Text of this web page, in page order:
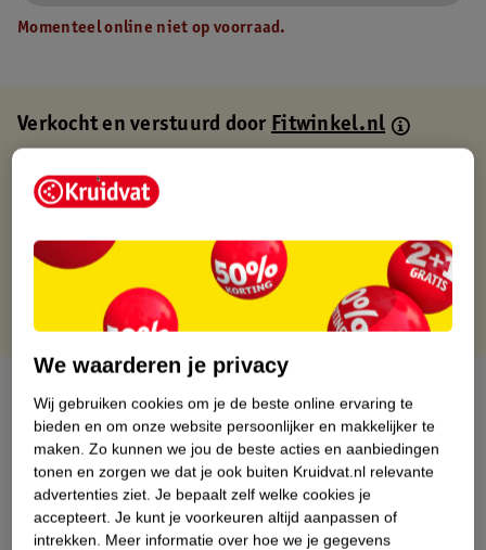
Momenteel online niet op voorraad.
Verkocht en verstuurd doorFitwinkel.nl
Gratis thuisbezorgd
Gratis punten met je Kruidvat kaart
Over dit product
Productinformatie
Nature Impact Score
Dit product heeft (nog) geen Nature
We waarderen je privacy
Wij gebruiken cookies om je de beste online ervaring te
bieden en om onze website persoonlijker en makkelijker te
maken. Zo kunnen we jou de beste acties en aanbiedingen
tonen en zorgen we dat je ook buiten Kruidvat.nl relevante
advertenties ziet. Je bepaalt zelf welke cookies je
accepteert. Je kunt je voorkeuren altijd aanpassen of
intrekken. Meer informatie over hoe we je gegevens